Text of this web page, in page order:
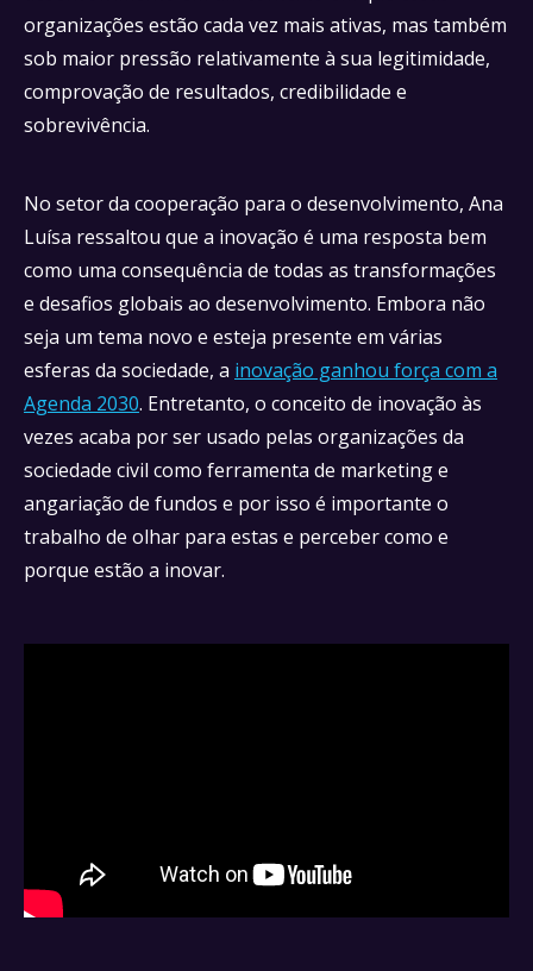
organizações estão cada vez mais ativas, mas também
sob maior pressão relativamente à sua legitimidade,
comprovação de resultados, credibilidade e
sobrevivência.
No setor da cooperação para o desenvolvimento, Ana
Luísa ressaltou que a inovação é uma resposta bem
como uma consequência de todas as transformações
e desafios globais ao desenvolvimento. Embora não
seja um tema novo e esteja presente em várias
esferas da sociedade, a inovação ganhou força com a
Agenda 2030. Entretanto, o conceito de inovação às
vezes acaba por ser usado pelas organizações da
sociedade civil como ferramenta de marketing e
angariação de fundos e por isso é importante o
trabalho de olhar para estas e perceber como e
porque estão a inovar.